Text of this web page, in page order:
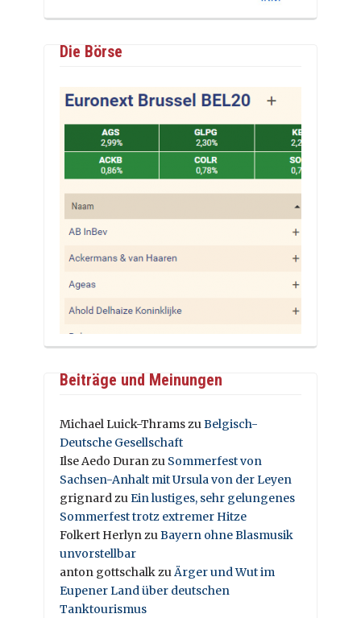
Die Börse
Beiträge und Meinungen
Michael Luick-ThramszuBelgisch-
Deutsche Gesellschaft
Ilse Aedo Duranzu Sommerfest von
Sachsen-Anhalt mit Ursula von der Leyen
grignardzuEin lustiges, sehr gelungenes
Sommerfest trotz extremer Hitze
Folkert HerlynzuBayern ohne Blasmusik
unvorstellbar
anton gottschalkzuÄrger und Wut im
Eupener Land über deutschen
Tanktourismus